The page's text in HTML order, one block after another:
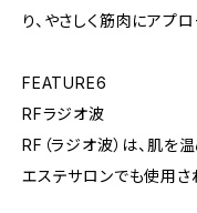
り、やさしく筋肉にアプロ
FEATURE6
RFラジオ波
RF（ラジオ波）は、肌を
エステサロンでも使用さ